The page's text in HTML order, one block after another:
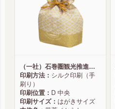
（一社）石巻圏観光推進機構様
印刷方法： シルク印刷（手
刷り）
印刷位置： D 中央
印刷サイズ： はがきサイズ